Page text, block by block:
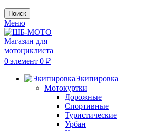
Поиск
Меню
0 элемент 0 ₽
Экипировка
Мотокуртки
Дорожные
Спортивные
Туристические
Урбан